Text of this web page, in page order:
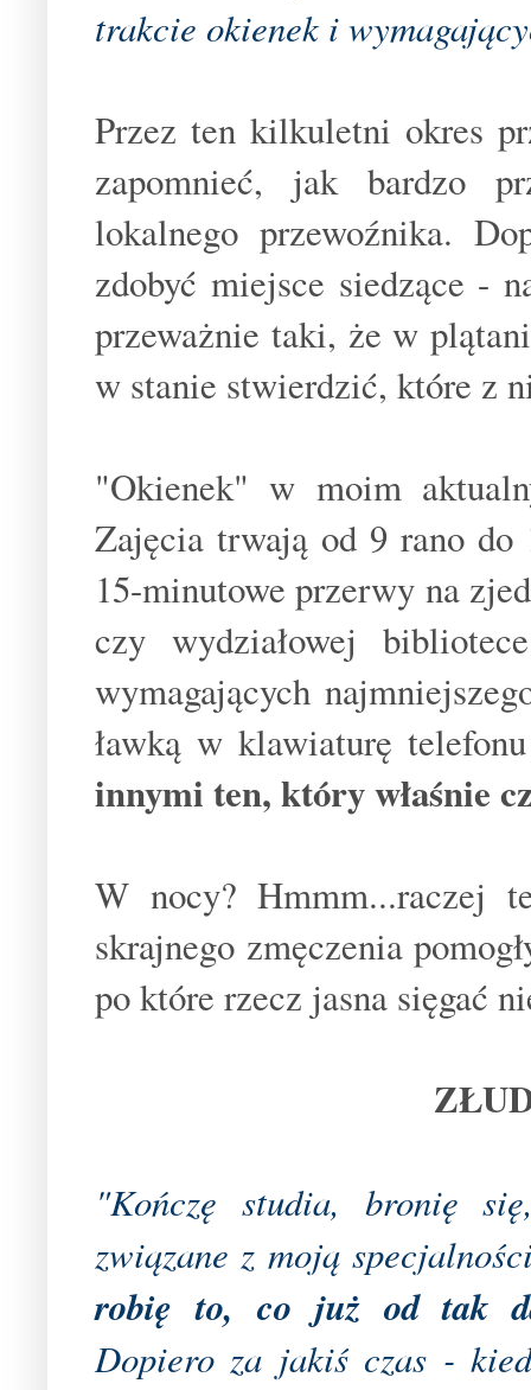
trakcie okienek i
Przez ten kilkuletni okres
zapomnieć, jak bardzo
lokalnego przewoźnika.
zdobyć miejsce siedzące -
przeważnie taki, że w
w stanie stwierdzić, które z
"Okienek" w moim
Zajęcia trwają od 9 rano
15-minutowe przerwy na
czy wydziałowej
wymagających
ławką w klawiaturę
innymi ten, który właśnie
W nocy? Hmmm...raczej
skrajnego zmęczenia
po które rzecz jasna sięgać
"Kończę studia, bronię
związane z moją
robię to, co już od tak
Dopiero za jakiś czas -